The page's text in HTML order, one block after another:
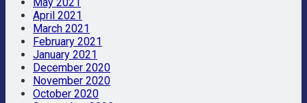
April 2021
March 2021
February 2021
January 2021
December 2020
November 2020
October 2020